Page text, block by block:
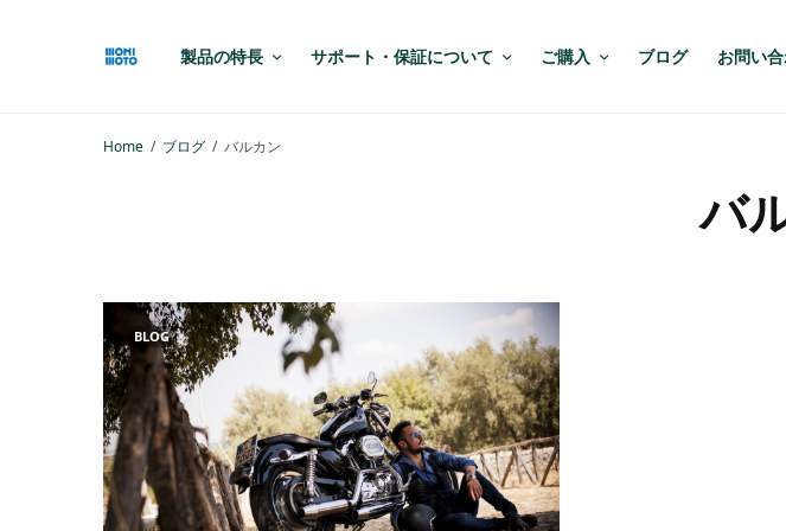
製品の特長 サポート・保証について ご購入 ブログ お問い
Home ブログ バルカン
バ
BLOG